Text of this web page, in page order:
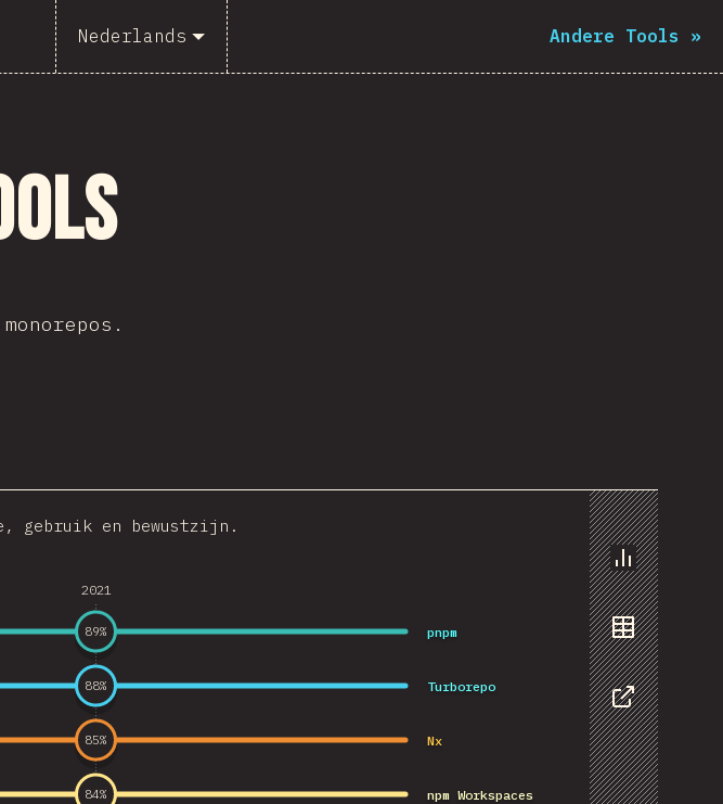
Nederlands Andere Tools »
Chart
Data
Share
gebruik en bewustzijn.
2021
Turborepo
npm Workspaces
pnpm
Nx
88%
84%
89%
85%